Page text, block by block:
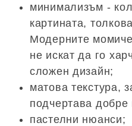
минимализъм -
картината,
Модерните
не искат да го
сложен дизайн;
матова текстура,
подчертава
пастелни нюанси;